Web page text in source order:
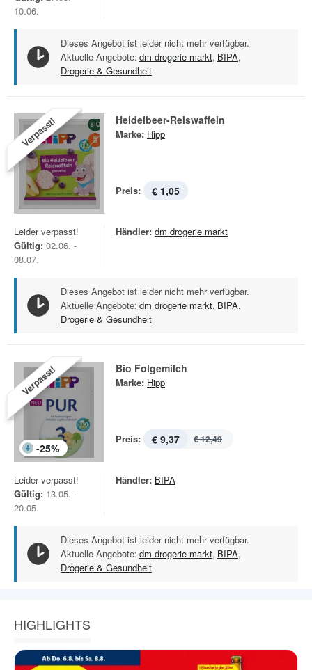
10.06.
Dieses Angebot ist leider nicht mehr verfügbar.
Aktuelle Angebote: dm drogerie markt, BIPA,
Drogerie & Gesundheit
Verpasst! Heidelbeer-Reiswaffeln
Marke: Hipp
Preis: € 1,05
Leider verpasst!
Gültig: 02.06. -
08.07.
Händler: dm drogerie markt
Dieses Angebot ist leider nicht mehr verfügbar.
Aktuelle Angebote: dm drogerie markt, BIPA,
Drogerie & Gesundheit
Verpasst!
-25%
Bio Folgemilch
Marke: Hipp
Preis: € 9,37 € 12,49
Leider verpasst!
Gültig: 13.05. -
20.05.
Händler: BIPA
Dieses Angebot ist leider nicht mehr verfügbar.
Aktuelle Angebote: dm drogerie markt, BIPA,
Drogerie & Gesundheit
HIGHLIGHTS